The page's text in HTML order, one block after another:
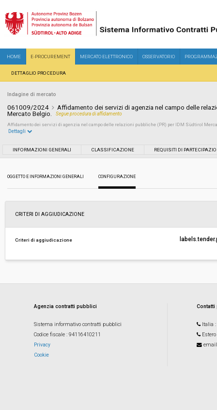
HOME E-PROCUREMENT MERCATO ELETTRONICO OSSERVATORIO
DETTAGLIO PROCEDURA
Indagine di mercato
061009/2024
Affidamento dei servizi di agenzia nel campo delle
Mercato Belgio.
Segue procedura di affidamento
Affidamento dei servizi di agenzia nel campo delle relazioni pubbliche (PR) per IDM Südtirol
Importo a base di gara soggetto a
Costi di sicurezza non soggetti a
Dettagli
INFORMAZIONI GENERALI CLASSIFICAZIONE REQUISITI DI
OGGETTO E INFORMAZIONI GENERALI CONFIGURAZIONE
CRITERI DI AGGIUDICAZIONE
Criteri di aggiudicazione
Agenzia contratti pubblici
Sistema informativo contratti pubblici
Codice fiscale : 94116410211
Privacy
Cookie
Italia
Estero
email